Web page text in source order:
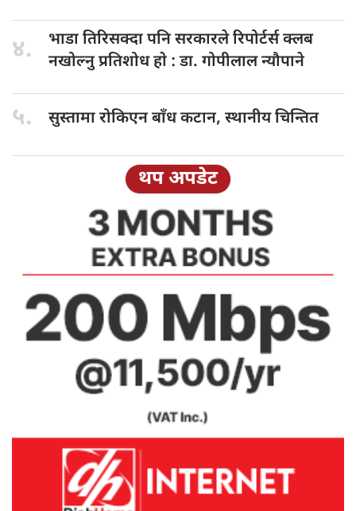
४. भाडा तिरिसक्दापनि सरकारले रिपोर्टर्स क्लब
नखोल्नु प्रतिशोध हाे : डा‍‍‍. गोपीलाल न्यौपाने
५. सुस्तामा रोकिएनबाँध कटान, स्थानीय चिन्तित
थप अपडेट